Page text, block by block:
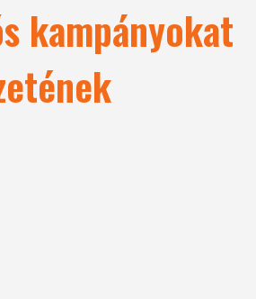
kampányokat